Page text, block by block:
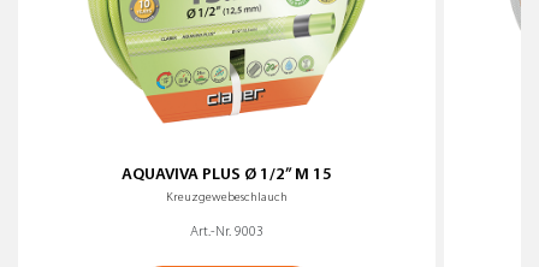
AQUAVIVA PLUS Ø 1/2” M 15
Kreuzgewebeschlauch
Art.-Nr. 9003